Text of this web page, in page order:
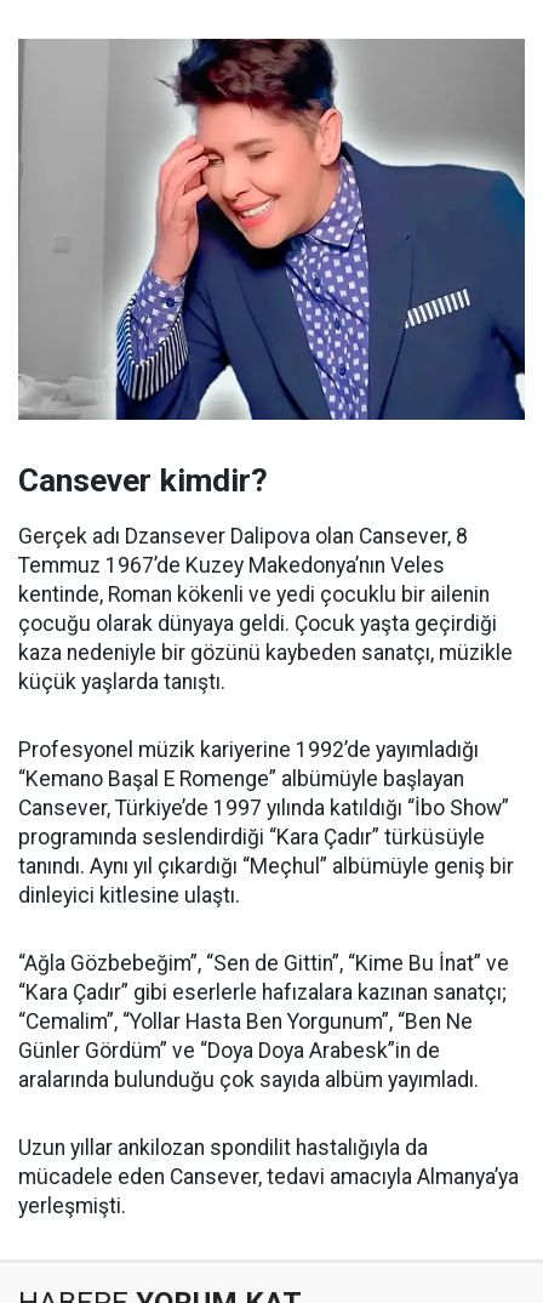
Cansever kimdir?
Gerçek adı Dzansever Dalipova olan Cansever, 8
Temmuz 1967’de Kuzey Makedonya’nın Veles
kentinde, Roman kökenli ve yedi çocuklu bir ailenin
çocuğu olarak dünyaya geldi. Çocuk yaşta geçirdiği
kaza nedeniyle bir gözünü kaybeden sanatçı, müzikle
küçük yaşlarda tanıştı.
Profesyonel müzik kariyerine 1992’de yayımladığı
“Kemano Başal E Romenge” albümüyle başlayan
Cansever, Türkiye’de 1997 yılında katıldığı “İbo Show”
programında seslendirdiği “Kara Çadır” türküsüyle
tanındı. Aynı yıl çıkardığı “Meçhul” albümüyle geniş bir
dinleyici kitlesine ulaştı.
“Ağla Gözbebeğim”, “Sen de Gittin”, “Kime Bu İnat” ve
“Kara Çadır” gibi eserlerle hafızalara kazınan sanatçı;
“Cemalim”, “Yollar Hasta Ben Yorgunum”, “Ben Ne
Günler Gördüm” ve “Doya Doya Arabesk”in de
aralarında bulunduğu çok sayıda albüm yayımladı.
Uzun yıllar ankilozan spondilit hastalığıyla da
mücadele eden Cansever, tedavi amacıyla Almanya’ya
yerleşmişti.